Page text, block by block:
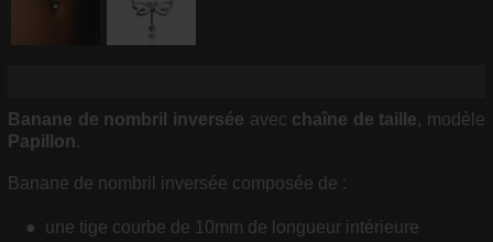
Banane de nombril inversée avec chaîne de taille, modèle
Papillon.
Banane de nombril inversée composée de :
une tige courbe de 10mm de longueur intérieure